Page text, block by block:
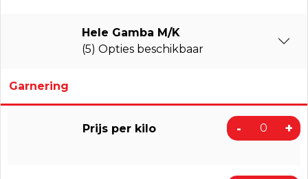
Hele Gamba M/K
(5) Opties beschikbaar
Garnering
Prijs per kilo - +